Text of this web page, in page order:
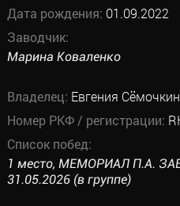
Дата рождения: 01.09.2022
Заводчик:
Марина Коваленко
Владелец: Евгения
Номер РКФ / регистрации:
Список побед:
1 место, МЕМОРИАЛ П.А.
31.05.2026 (в группе)